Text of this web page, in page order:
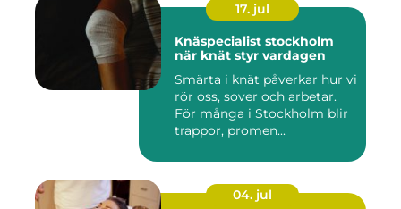
17. jul
Knäspecialist stockholm
när knät styr vardagen
Smärta i knät påverkar hur vi
rör oss, sover och arbetar.
För många i Stockholm blir
trappor, promen...
04. jul